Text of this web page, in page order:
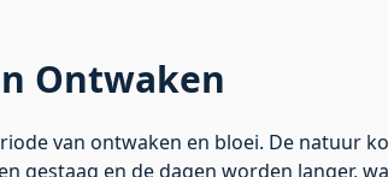
Ontwaken
van ontwaken en bloei. De natuur
gestaag en de dagen worden langer,